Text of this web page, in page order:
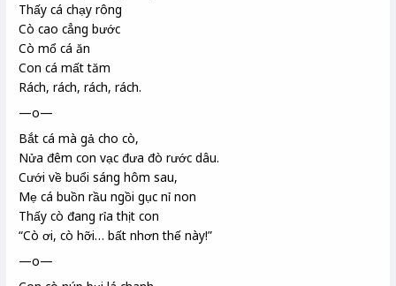
Thấy cá chạy rông
Cò cao cẳng bước
Cò mổ cá ăn
Con cá mất tăm
Rách, rách, rách, rách.
—o—
Bắt cá mà gả cho cò,
Nửa đêm con vạc đưa đò rước dâu.
Cưới về buổi sáng hôm sau,
Mẹ cá buồn rầu ngồi gục nỉ non
Thấy cò đang rỉa thịt con
“Cò ơi, cò hỡi… bất nhơn thế này!”
—o—